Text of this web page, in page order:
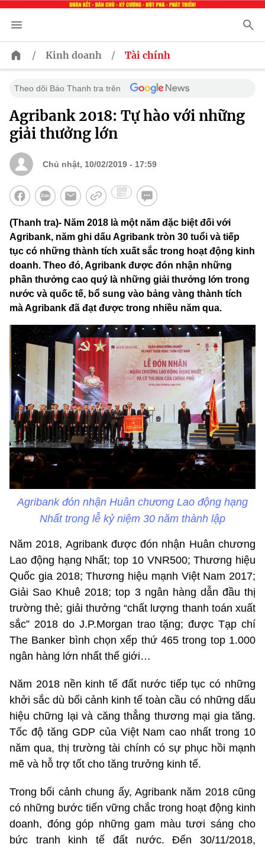
/ Kinh doanh / Tài chính
Theo dõi Báo Thanh tra trên
Agribank 2018: Tự hào với những
giải thưởng lớn
Chủ nhật, 10/02/2019 - 17:59
(Thanh tra)- Năm 2018 là một năm đặc biệt đối với
Agribank, năm ghi dấu Agribank tròn 30 tuổi và tiếp
tục có những thành tích xuất sắc trong hoạt động kinh
doanh. Theo đó, Agribank được đón nhận những
phần thưởng cao quý là những giải thưởng lớn trong
nước và quốc tế, bổ sung vào bảng vàng thành tích
mà Agribank đã đạt được trong nhiều năm qua.
Agribank đón nhận Huân chương Lao động hạng
Nhất trong lễ kỷ niệm 30 năm thành lập
Năm 2018, Agribank được đón nhận Huân chương
Lao động hạng Nhất; top 10 VNR500; Thương hiệu
Quốc gia 2018; Thương hiệu mạnh Việt Nam 2017;
Giải Sao Khuê 2018; top 3 ngân hàng dẫn đầu thị
trường thẻ; giải thưởng “chất lượng thanh toán xuất
sắc” 2018 do J.P.Morgan trao tặng; được Tạp chí
The Banker bình chọn xếp thứ 465 trong top 1.000
ngân hàng lớn nhất thế giới…
Năm 2018 nền kinh tế đất nước tiếp tục có những
khởi sắc dù bối cảnh kinh tế toàn cầu có những dấu
hiệu chững lại và căng thẳng thương mại gia tăng.
Tốc độ tăng GDP của Việt Nam cao nhất trong 10
năm qua, thị trường tài chính có sự phục hồi mạnh
mẽ và hỗ trợ tốt cho tăng trưởng kinh tế.
Trong bối cảnh chung ấy, Agribank năm 2018 cũng
có những bước tiến vững chắc trong hoạt động kinh
doanh, đóng góp những gam màu tươi sáng cho
bức tranh kinh tế đất nước. Đến 30/11/2018,